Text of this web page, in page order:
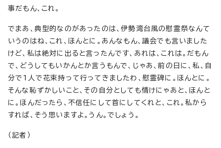
事だもん、これ。
でまあ、典型的なのがあったのは、伊勢湾台風の慰霊祭なんて
いうのはね、これ、ほんとに。あんなもん、議会でも言いました
けど、私は絶対に出ると言ったんです、あれは、これは。だもん
で、どうしてもいかんとか言うもんで、じゃあ、前の日に、私、自
分で1人で花束持って行ってきましたわ、慰霊碑に。ほんとに。
そんな恥ずかしいこと、その自分としても情けにゃあと、ほんと
に。ほんだったら、不信任にして首にしてくれと、これ。私から
すれば、そう思いますよ。うん。でしょう。
（記者）